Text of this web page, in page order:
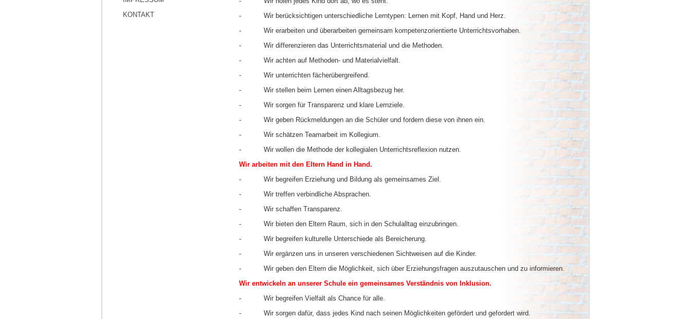
KONTAKT
- Wir berücksichtigen unterschiedliche Lerntypen: Lernen mit Kopf, Hand und Herz.
- Wir erarbeiten und überarbeiten gemeinsam kompetenzorientierte Unterrichtsvorhaben.
- Wir differenzieren das Unterrichtsmaterial und die Methoden.
- Wir achten auf Methoden- und Materialvielfalt.
- Wir unterrichten fächerübergreifend.
- Wir stellen beim Lernen einen Alltagsbezug her.
- Wir sorgen für Transparenz und klare Lernziele.
- Wir geben Rückmeldungen an die Schüler und fordern diese von ihnen ein.
- Wir schätzen Teamarbeit im Kollegium.
- Wir wollen die Methode der kollegialen Unterrichtsreflexion nutzen.
Wir arbeiten mit den Eltern Hand in Hand.
- Wir begreifen Erziehung und Bildung als gemeinsames Ziel.
- Wir treffen verbindliche Absprachen.
- Wir schaffen Transparenz.
- Wir bieten den Eltern Raum, sich in den Schulalltag einzubringen.
- Wir begreifen kulturelle Unterschiede als Bereicherung.
- Wir ergänzen uns in unseren verschiedenen Sichtweisen auf die Kinder.
- Wir geben den Eltern die Möglichkeit, sich über Erziehungsfragen auszutauschen und zu informieren.
Wir entwickeln an unserer Schule ein gemeinsames Verständnis von Inklusion.
- Wir begreifen Vielfalt als Chance für alle.
- Wir sorgen dafür, dass jedes Kind nach seinen Möglichkeiten gefördert und gefordert wird.